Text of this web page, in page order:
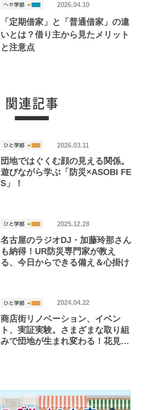
「定期借家」と「普通借家」の違
いとは？借り主から見たメリット
と注意点
2026.04.10
団地ではぐくむ顔の見える関係。
遊びながら学ぶ「防災×ASOBI FE
S」！
2026.03.11
名古屋のラジオDJ・加藤玲那さん
も納得！UR防災専門家が教え
る、今日からできる備え＆心掛け
2025.12.28
商店街リノベーション、イベン
ト、実証実験。さまざまな取り組
みで団地が生まれ変わる！花見川
2024.04.22